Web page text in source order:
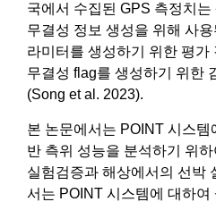
국에서 수집된 GPS 측정치
무결성 정보 생성을 위해 사
라미터를 생성하기 위한 평가
무결성 flag를 생성하기 위한
(Song et al. 2023).
본 논문에서는 POINT 시스템
반 측위 성능을 분석하기 위
실험검증과 해상에서의 선박
서는 POINT 시스템에 대하여